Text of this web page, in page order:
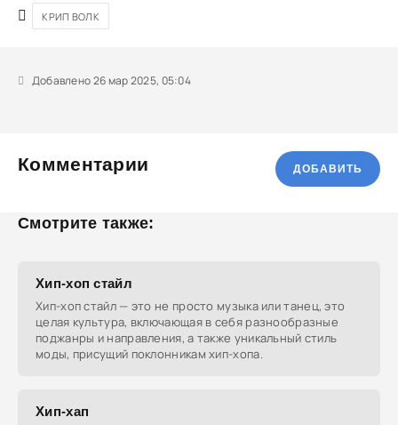
КРИП ВОЛК
Добавлено 26 мар 2025, 05:04
Комментарии ДОБАВИТЬ
Смотрите также:
Хип-хоп стайл
Хип-хоп стайл — это не просто музыка или танец, это
целая культура, включающая в себя разнообразные
поджанры и направления, а также уникальный стиль
моды, присущий поклонникам хип-хопа.
Хип-хап